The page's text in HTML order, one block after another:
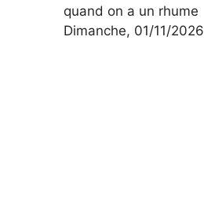
quand on a un rhume
Dimanche, 01/11/2026